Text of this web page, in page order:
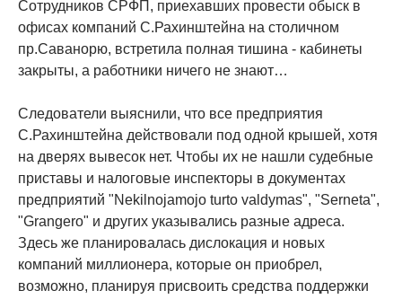
Сотрудников СРФП, приехавших провести обыск в
офисах компаний С.Рахинштейна на столичном
пр.Саванорю, встретила полная тишина - кабинеты
закрыты, а работники ничего не знают…
Следователи выяснили, что все предприятия
С.Рахинштейна действовали под одной крышей, хотя
на дверях вывесок нет. Чтобы их не нашли судебные
приставы и налоговые инспекторы в документах
предприятий "Nekilnojamojo turto valdymas", "Serneta",
"Grangero" и других указывались разные адреса.
Здесь же планировалась дислокация и новых
компаний миллионера, которые он приобрел,
возможно, планируя присвоить средства поддержки